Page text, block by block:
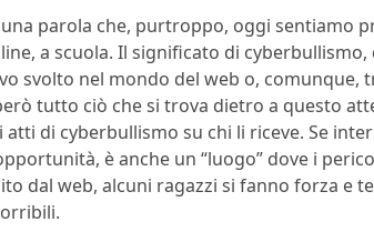
parola che, purtroppo, oggi sentiamo
a scuola. Il significato di
svolto nel mondo del web o,
tutto ciò che si trova dietro a questo
atti di cyberbullismo su chi li riceve. Se
è anche un “luogo” dove i
dal web, alcuni ragazzi si fanno forza e